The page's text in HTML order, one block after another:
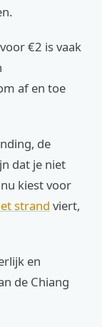
€2 is vaak
af en toe
de
dat je niet
kiest voor
strand viert,
en
de Chiang